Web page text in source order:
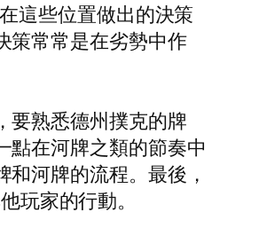
這些位置做出的決策
策常常是在劣勢中作
要熟悉德州撲克的牌
點在河牌之類的節奏中
河牌的流程。最後，
家的行動。